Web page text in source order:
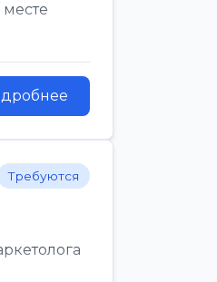
Требуются